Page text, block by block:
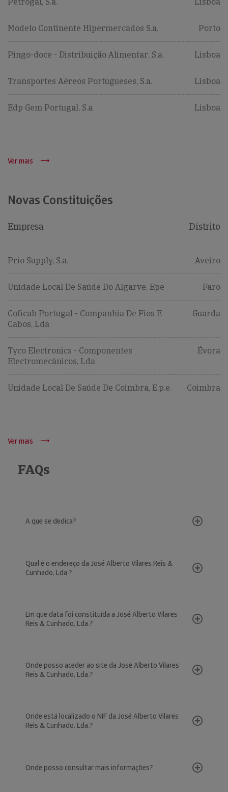
Modelo Continente Hipermercados S.a. Porto
Pingo-doce - Distribuição Alimentar, S.a. Lisboa
Transportes Aéreos Portugueses, S.a. Lisboa
Edp Gem Portugal, S.a Lisboa
Ver mais
Novas Constituições
Empresa Distrito
Prio Supply, S.a. Aveiro
Unidade Local De Saúde Do Algarve, Epe Faro
Coficab Portugal - Companhia De Fios E
Cabos, Lda
Guarda
Tyco Electronics - Componentes
Electromecânicos, Lda
Évora
Unidade Local De Saúde De Coimbra, E.p.e. Coimbra
Ver mais
FAQs
A que se dedica?
Qual é o endereço da José Alberto Vilares Reis &
Cunhado, Lda.?
Em que data foi constituída a José Alberto Vilares
Reis & Cunhado, Lda.?
Onde posso aceder ao site da José Alberto Vilares
Reis & Cunhado, Lda.?
Onde está localizado o NIF da José Alberto Vilares
Reis & Cunhado, Lda.?
Onde posso consultar mais informações?